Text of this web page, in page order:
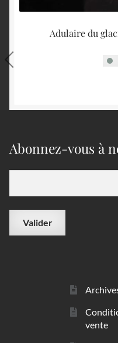
Adulaire du
Abonnez-vous à
vente